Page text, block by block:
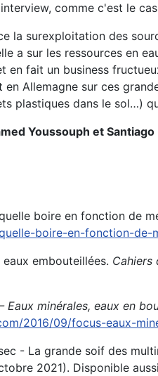
comme c'est le
la surexploitation des
a sur les ressources en
en fait un business
Allemagne sur ces
plastiques dans le sol…)
Youssouph et Santiago
boire en fonction de
boire-en-fonction-de-
eaux embouteillées. Cahiers
Eaux minérales, eaux en
2016/09/focus-eaux-
- La grande soif des
2021). Disponible